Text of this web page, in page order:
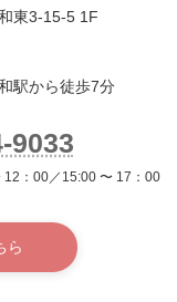
東3-15-5 1F
駅から徒歩7分
9033
12：00／15:00 〜 17：00
ら